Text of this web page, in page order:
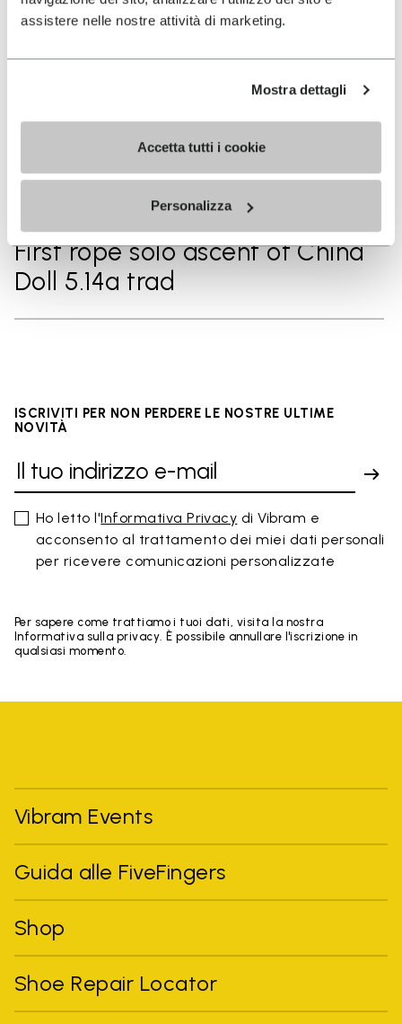
assistere nelle nostre attività di marketing.
Mostra dettagli
Accetta tutti i cookie
Personalizza
Cap in a day
First Ascent of The Best Things
in Life are Free 5.14d trad
First rope solo ascent of China
Doll 5.14a trad
ISCRIVITI PER NON PERDERE LE NOSTRE ULTIME
NOVITÀ
Ho letto l'Informativa Privacy di Vibram e
acconsento al trattamento dei miei dati personali
per ricevere comunicazioni personalizzate
Per sapere come trattiamo i tuoi dati, visita la nostra
Informativa sulla privacy. È possibile annullare l'iscrizione in
qualsiasi momento.
Vibram Events
Guida alle FiveFingers
Shop
Shoe Repair Locator